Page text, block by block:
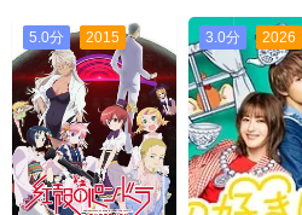
5.0分 2015 3.0分 2026